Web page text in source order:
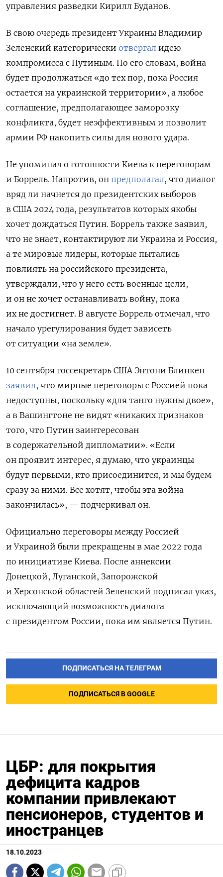
управления разведки Кирилл Буданов.
В свою очередь президент Украины Владимир
Зеленский категорически отвергал идею
компромисса с Путиным. По его словам, война
будет продолжаться «до тех пор, пока Россия
остается на украинской территории», а любое
соглашение, предполагающее заморозку
конфликта, будет неэффективным и позволит
армии РФ накопить силы для нового удара.
Не упоминал о готовности Киева к переговорам
и Боррель. Напротив, он предполагал, что диалог
вряд ли начнется до президентских выборов
в США 2024 года, результатов которых якобы
хочет дождаться Путин. Боррель также заявил,
что не знает, контактируют ли Украина и Россия,
а те мировые лидеры, которые пытались
повлиять на российского президента,
утверждали, что у него есть военные цели,
и он не хочет останавливать войну, пока
их не достигнет. В августе Боррель отмечал, что
начало урегулирования будет зависеть
от ситуации «на земле».
10 сентября госсекретарь США Энтони Блинкен
заявил, что мирные переговоры с Россией пока
недоступны, поскольку «для танго нужны двое»,
а в Вашингтоне не видят «никаких признаков
того, что Путин заинтересован
в содержательной дипломатии». «Если
он проявит интерес, я думаю, что украинцы
будут первыми, кто присоединится, и мы будем
сразу за ними. Все хотят, чтобы эта война
закончилась», — подчеркивал он.
Официально переговоры между Россией
и Украиной были прекращены в мае 2022 года
по инициативе Киева. После аннексии
Донецкой, Луганской, Запорожской
и Херсонской областей Зеленский подписал указ,
исключающий возможность диалога
с президентом России, пока им является Путин.
ПОДПИСАТЬСЯ НА ТЕЛЕГРАМ
ПОДПИСАТЬСЯ В GOOGLE
ЦБР: для покрытия
дефицита кадров
компании привлекают
пенсионеров, студентов и
иностранцев
18.10.2023